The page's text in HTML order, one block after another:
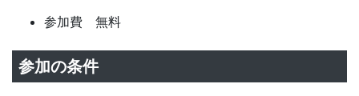
参加費 無料
参加の条件